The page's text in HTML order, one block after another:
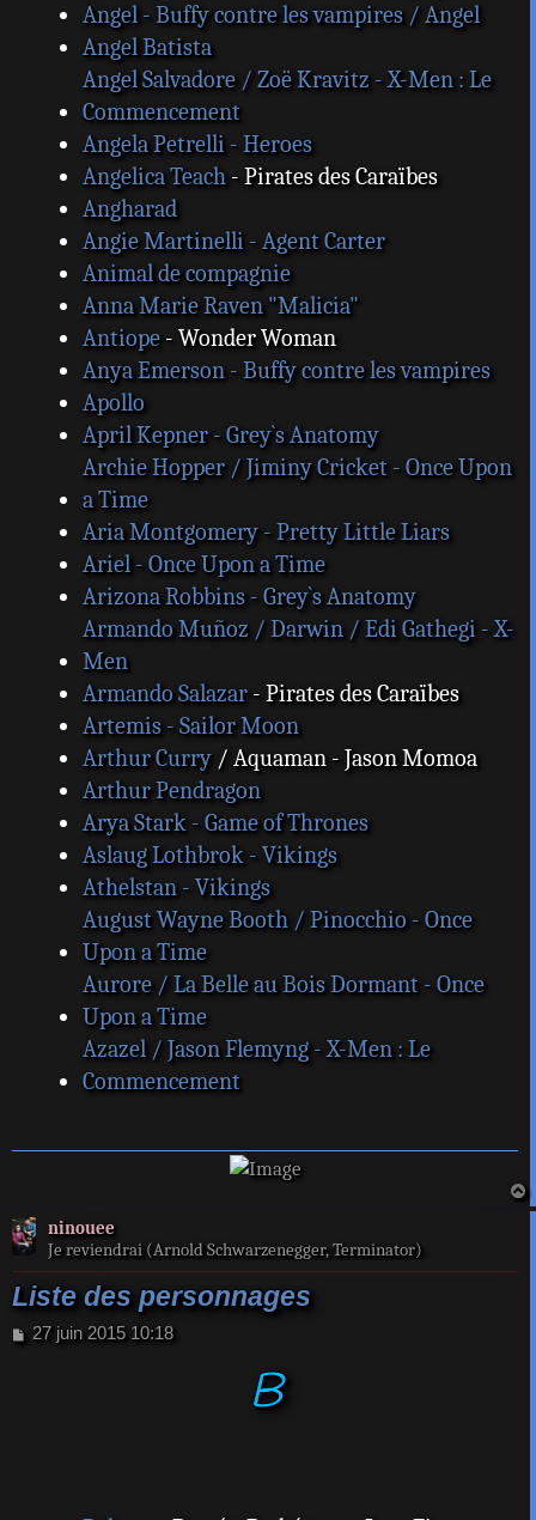
Angel - Buffy contre les vampires / Angel
Angel Batista
Angel Salvadore / Zoë Kravitz - X-Men : Le
Commencement
Angela Petrelli - Heroes
Angelica Teach- Pirates des Caraïbes
Angharad
Angie Martinelli - Agent Carter
Animal de compagnie
Anna Marie Raven "Malicia"
Antiope- Wonder Woman
Anya Emerson - Buffy contre les vampires
Apollo
April Kepner - Grey`s Anatomy
Archie Hopper / Jiminy Cricket - Once Upon
a Time
Aria Montgomery - Pretty Little Liars
Ariel - Once Upon a Time
Arizona Robbins - Grey`s Anatomy
Armando Muñoz / Darwin / Edi Gathegi - X-
Men
Armando Salazar- Pirates des Caraïbes
Artemis - Sailor Moon
Arthur Curry/ Aquaman - Jason Momoa
Arthur Pendragon
Arya Stark - Game of Thrones
Aslaug Lothbrok - Vikings
Athelstan - Vikings
August Wayne Booth / Pinocchio - Once
Upon a Time
Aurore / La Belle au Bois Dormant - Once
Upon a Time
Azazel / Jason Flemyng - X-Men : Le
Commencement
a
ninouee
Je reviendrai (Arnold Schwarzenegger, Terminator)
Liste des personnages
M
27 juin 2015 10:18
B